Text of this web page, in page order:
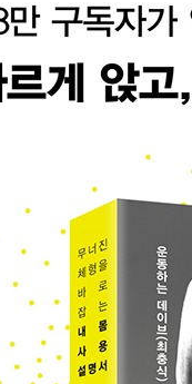
튼튼한 기둥을 세워라
가지 근육으로 구성된다
아프다면
환이 아니라 허리 때문이
다
도 체형이 달라진다
숙이고, 등과 어깨는 굳